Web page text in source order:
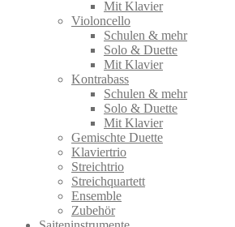
Mit Klavier
Violoncello
Schulen & mehr
Solo & Duette
Mit Klavier
Kontrabass
Schulen & mehr
Solo & Duette
Mit Klavier
Gemischte Duette
Klaviertrio
Streichtrio
Streichquartett
Ensemble
Zubehör